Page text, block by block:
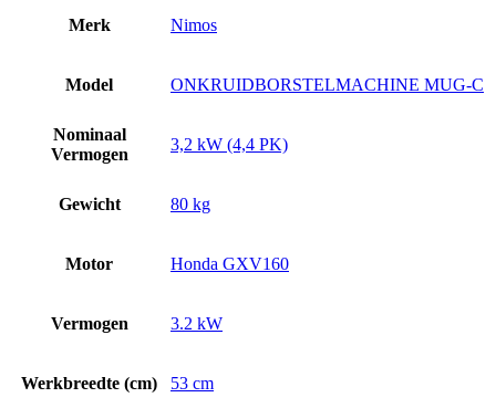
Merk Nimos
Model ONKRUIDBORSTELMACHINE MUG-C
Nominaal
Vermogen
3,2 kW (4,4 PK)
Gewicht 80 kg
Motor Honda GXV160
Vermogen 3.2 kW
Werkbreedte (cm) 53 cm